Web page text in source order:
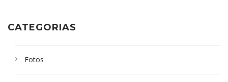
CATEGORIAS
Fotos